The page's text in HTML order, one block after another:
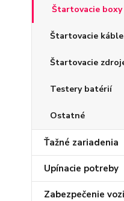
Štartovacie boxy
Štartovacie káble
Štartovacie
Testery batérií
Ostatné
Ťažné zariadenia
Upínacie potreby
Zabezpečenie